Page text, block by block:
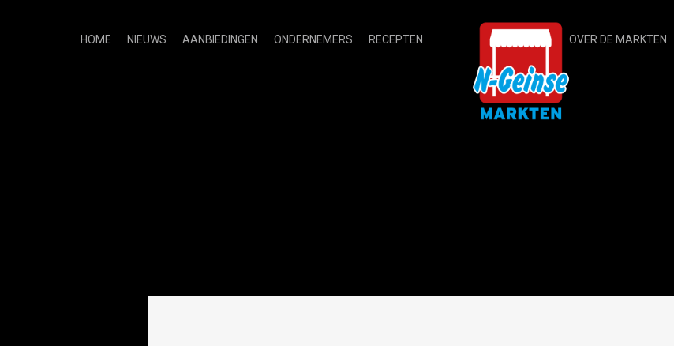
HOME NIEUWS AANBIEDINGEN ONDERNEMERS RECEPTEN OVER DE MARKTEN